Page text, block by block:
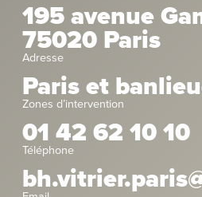
195 avenue
75020 Paris
Adresse
Paris et
Zones d’intervention
01 42 62 10 10
Téléphone